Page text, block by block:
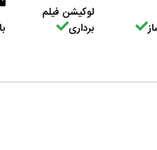
لوکیشن فیلم
برداری